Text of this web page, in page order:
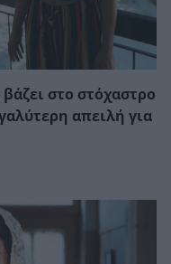
στο στόχαστρο
απειλή για